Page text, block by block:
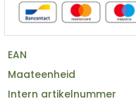
EAN
Maateenheid
Intern artikelnummer